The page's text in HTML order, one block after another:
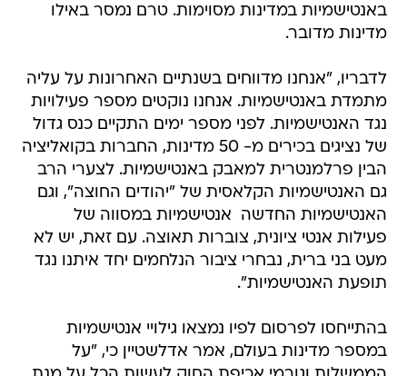
באנטישמיות במדינות מסוימות. טרם נמסר באילו
מדינות מדובר.
לדבריו, "אנחנו מדווחים בשנתיים האחרונות על עליה
מתמדת באנטישמיות. אנחנו נוקטים מספר פעילויות
נגד האנטישמיות. לפני מספר ימים התקיים כנס גדול
של נציגים בכירים מ- 50 מדינות, החברות בקואליציה
הבין פרלמנטרית למאבק באנטישמיות. לצערי הרב
גם האנטישמיות הקלאסית של "יהודים החוצה", וגם
האנטישמיות החדשה  אנטישמיות במסווה של
פעילות אנטי ציונית, צוברות תאוצה. עם זאת, יש לא
מעט בני ברית, נבחרי ציבור הנלחמים יחד איתנו נגד
תופעת האנטישמיות".
בהתייחסו לפרסום לפיו נמצאו גילויי אנטישמיות
במספר מדינות בעולם, אמר אדלשטיין כי, "על